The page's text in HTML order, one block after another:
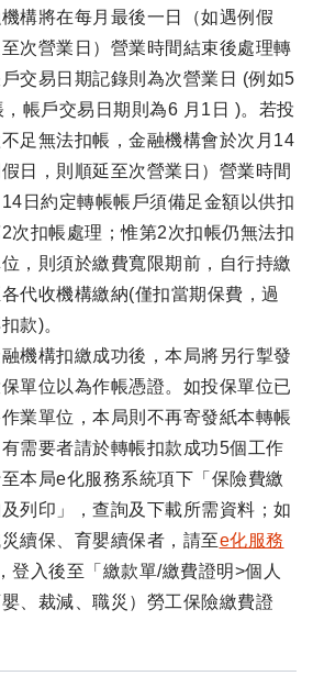
構將在每月最後一日（如遇例假
次營業日）營業時間結束後處理轉
交易日期記錄則為次營業日 (例如5
，帳戶交易日期則為6 月1日 )。若投
足無法扣帳，金融機構會於次月14
日，則順延至次營業日）營業時間
日約定轉帳帳戶須備足金額以供扣
次扣帳處理；惟第2次扣帳仍無法扣
，則須於繳費寬限期前，自行持繳
代收機構繳納(僅扣當期保費，過
款)。
機構扣繳成功後，本局將另行掣發
單位以為作帳憑證。如投保單位已
業單位，本局則不再寄發紙本轉帳
需要者請於轉帳扣款成功5個工作
本局e化服務系統項下「保險費繳
列印」，查詢及下載所需資料；如
續保、育嬰續保者，請至e化服務
，登入後至「繳款單/繳費證明>個人
、裁減、職災）勞工保險繳費證